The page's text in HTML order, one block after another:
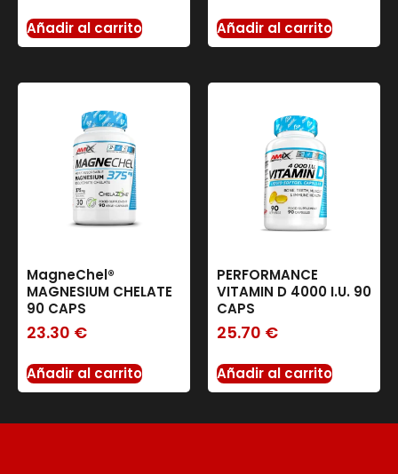
Añadir al carrito Añadir al carrito
MagneChel®
MAGNESIUM CHELATE
90 CAPS
23.30 €
Añadir al carrito
PERFORMANCE
VITAMIN D 4000 I.U. 90
CAPS
25.70 €
Añadir al carrito